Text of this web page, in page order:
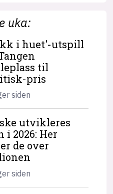
uka:
i huet'-utspill
til
pris
siden
utvikleres
i 2026: Her
de over
siden